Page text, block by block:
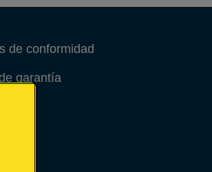
de conformidad
garantía